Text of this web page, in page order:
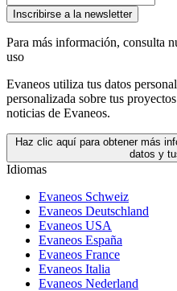
Inscribirse a la newsletter
Para más información, consulta
uso
Evaneos utiliza tus datos
personalizada sobre tus
noticias de Evaneos.
Haz clic aquí para obtener más
datos y
Idiomas
Evaneos Schweiz
Evaneos Deutschland
Evaneos USA
Evaneos España
Evaneos France
Evaneos Italia
Evaneos Nederland